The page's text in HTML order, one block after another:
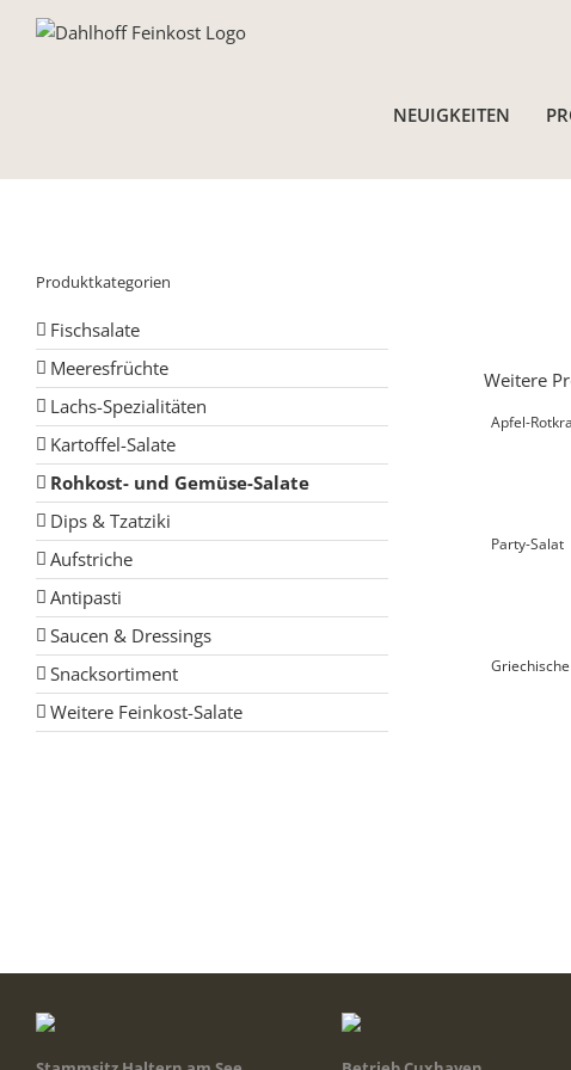
NEUIGKEITEN
Weitere
Apfel-
Party-Salat
Produktkategorien
Fischsalate
Meeresfrüchte
Lachs-Spezialitäten
Kartoffel-Salate
Rohkost- und Gemüse-Salate
Dips & Tzatziki
Aufstriche
Antipasti
Saucen & Dressings
Snacksortiment
Weitere Feinkost-Salate